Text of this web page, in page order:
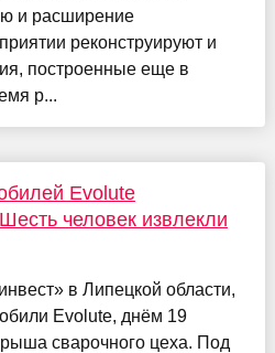
и расширение
реконструируют и
построенные еще в
р...
Evolute
человек извлекли
в Липецкой области,
Evolute, днём 19
сварочного цеха. Под